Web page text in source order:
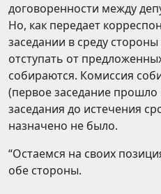
договоренности между
Но, как передает
заседании в среду
отступать от
собираются. Комиссия
(первое заседание
заседания до истечения
назначено не было.
“Остаемся на своих
обе стороны.